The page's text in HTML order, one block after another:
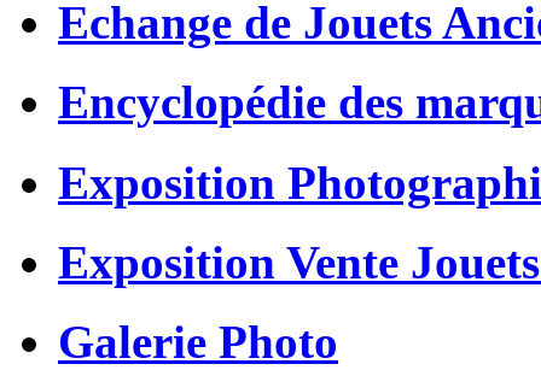
Echange de Jouets
Encyclopédie des
Exposition
Exposition Vente
Galerie Photo